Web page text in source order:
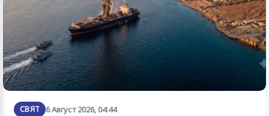
СВЯТ 6 Август 2026, 04:44